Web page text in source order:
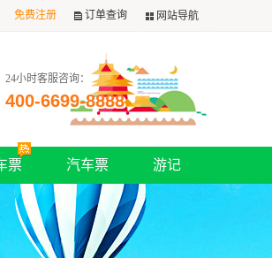
免费注册 订单查询 网站导航
24小时客服咨询：
400-6699-8888
票 汽车票 游记